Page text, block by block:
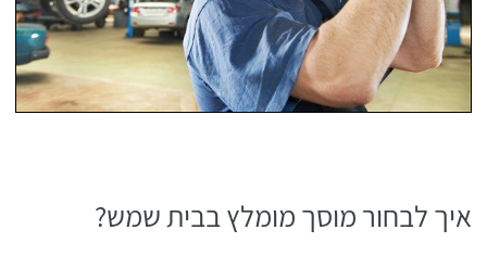
איך לבחור מוסך מומלץ בבית שמש?